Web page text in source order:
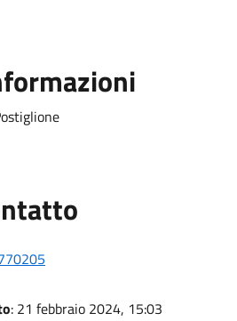
: 21 febbraio 2024, 15:03